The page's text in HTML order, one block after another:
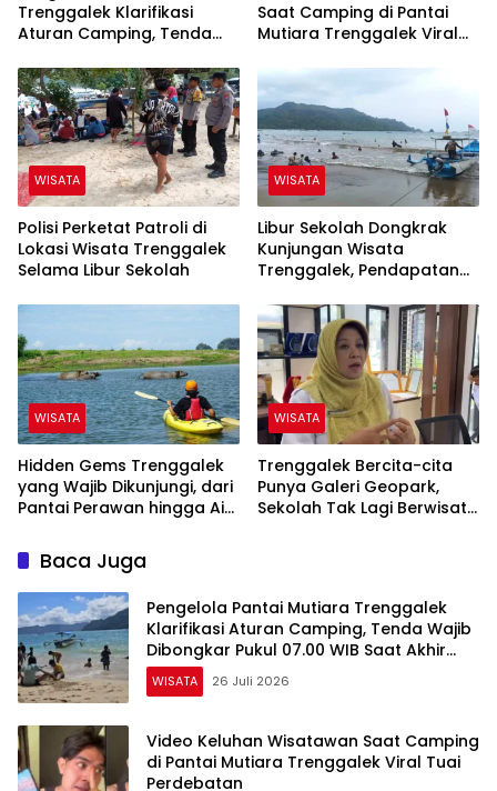
Trenggalek Klarifikasi
Aturan Camping, Tenda
07.00 WIB Saat Akhir Pekan
Saat Camping di Pantai
Mutiara Trenggalek Viral
WISATA
Polisi Perketat Patroli di
Lokasi Wisata Trenggalek
Selama Libur Sekolah
WISATA
Libur Sekolah Dongkrak
Kunjungan Wisata
Trenggalek, Pendapatan
WISATA
Hidden Gems Trenggalek
yang Wajib Dikunjungi, dari
Pantai Perawan hingga Air
WISATA
Trenggalek Bercita-cita
Punya Galeri Geopark,
Sekolah Tak Lagi Berwisata
Baca Juga
Pengelola Pantai Mutiara Trenggalek
Klarifikasi Aturan Camping, Tenda Wajib
Dibongkar Pukul 07.00 WIB Saat Akhir
Pekan
WISATA 26 Juli 2026
Video Keluhan Wisatawan Saat Camping
di Pantai Mutiara Trenggalek Viral Tuai
Perdebatan